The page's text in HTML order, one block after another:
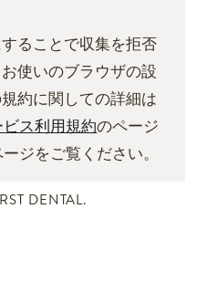
ることで収集を拒否
使いのブラウザの設
約に関しての詳細は
ス利用規約のページ
ジをご覧ください。
DENTAL.